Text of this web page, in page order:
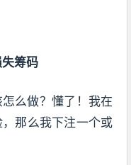
筹码
么做？懂了！我在
那么我下注一个或